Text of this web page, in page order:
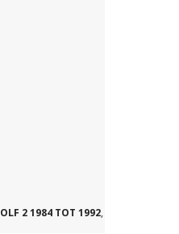
2 1984 TOT 1992,